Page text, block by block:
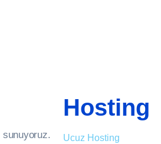
sunuyoruz.
Hosting
Ucuz Hosting